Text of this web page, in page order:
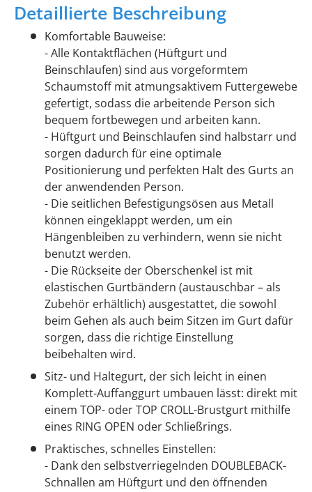
Detaillierte Beschreibung
Komfortable Bauweise:
- Alle Kontaktflächen (Hüftgurt und
Beinschlaufen) sind aus vorgeformtem
Schaumstoff mit atmungsaktivem Futtergewebe
gefertigt, sodass die arbeitende Person sich
bequem fortbewegen und arbeiten kann.
- Hüftgurt und Beinschlaufen sind halbstarr und
sorgen dadurch für eine optimale
Positionierung und perfekten Halt des Gurts an
der anwendenden Person.
- Die seitlichen Befestigungsösen aus Metall
können eingeklappt werden, um ein
Hängenbleiben zu verhindern, wenn sie nicht
benutzt werden.
- Die Rückseite der Oberschenkel ist mit
elastischen Gurtbändern (austauschbar – als
Zubehör erhältlich) ausgestattet, die sowohl
beim Gehen als auch beim Sitzen im Gurt dafür
sorgen, dass die richtige Einstellung
beibehalten wird.
Sitz- und Haltegurt, der sich leicht in einen
Komplett-Auffanggurt umbauen lässt: direkt mit
einem TOP- oder TOP CROLL-Brustgurt mithilfe
eines RING OPEN oder Schließrings.
Praktisches, schnelles Einstellen:
- Dank den selbstverriegelnden DOUBLEBACK-
Schnallen am Hüftgurt und den öffnenden